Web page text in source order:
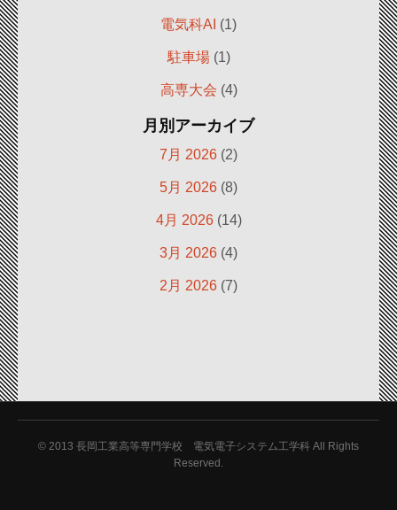
電気科AI (1)
駐車場(1)
高専大会 (4)
月別アーカイブ
7月 2026 (2)
5月 2026 (8)
4月 2026(14)
3月 2026 (4)
2月 2026 (7)
© 2013 長岡工業高等専門学校 電気電子システム工学科 All Rights
Reserved.